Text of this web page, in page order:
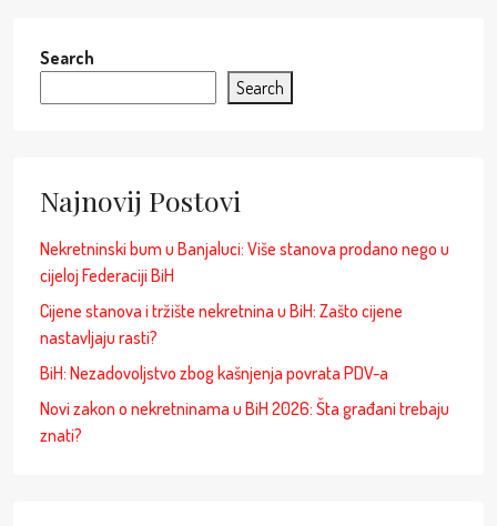
Search
Search
Najnovij Postovi
Nekretninski bum u Banjaluci: Više stanova prodano nego u
cijeloj Federaciji BiH
Cijene stanova i tržište nekretnina u BiH: Zašto cijene
nastavljaju rasti?
BiH: Nezadovoljstvo zbog kašnjenja povrata PDV-a
Novi zakon o nekretninama u BiH 2026: Šta građani trebaju
znati?